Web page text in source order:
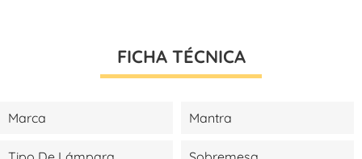
FICHA TÉCNICA
Marca Mantra